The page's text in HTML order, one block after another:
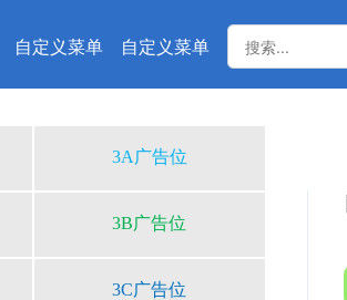
自定义菜单 自定义菜单
3A广告位
3B广告位
3C广告位